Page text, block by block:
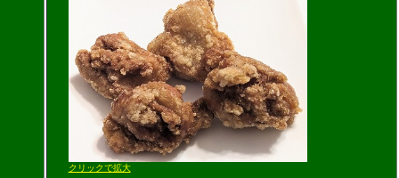
クリックで拡大